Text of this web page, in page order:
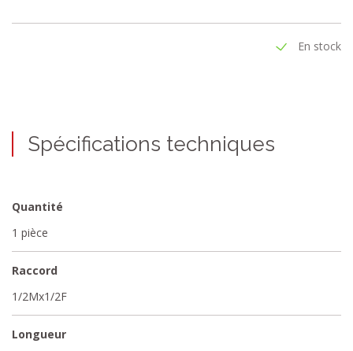
En stock
Spécifications techniques
Quantité
1 pièce
Raccord
1/2Mx1/2F
Longueur